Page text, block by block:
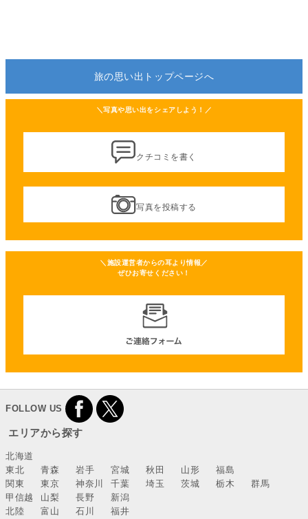
旅の思い出トップページへ
＼写真や思い出をシェアしよう！／
クチコミを書く
写真を投稿する
＼施設運営者からの耳より情報／
ぜひお寄せください！
FOLLOW US
エリアから探す
北海道
東北
青森 岩手 宮城 秋田 山形
福島
関東
東京 神奈川 千葉 埼玉 茨城 栃木
群馬
甲信越
山梨 長野
新潟
北陸
富山 石川
福井